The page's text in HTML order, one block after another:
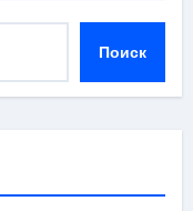
Поиск